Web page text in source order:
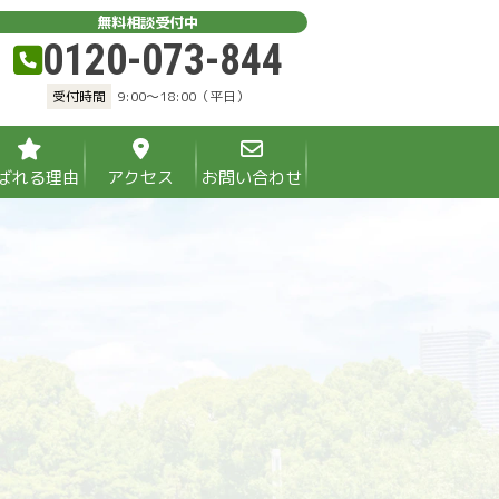
無料相談受付中
0120-073-844
受付時間 9:00～18:00（平日）
れる理由 アクセス お問い合わせ